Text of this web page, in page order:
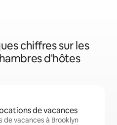
chiffres sur les
d'hôtes
de vacances
de vacances à Brooklyn